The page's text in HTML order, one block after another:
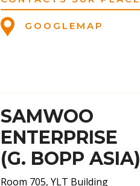
GOOGLEMAP
SAMWOO
ENTERPRISE
(G. BOPP ASIA)
Room 705, YLT Building